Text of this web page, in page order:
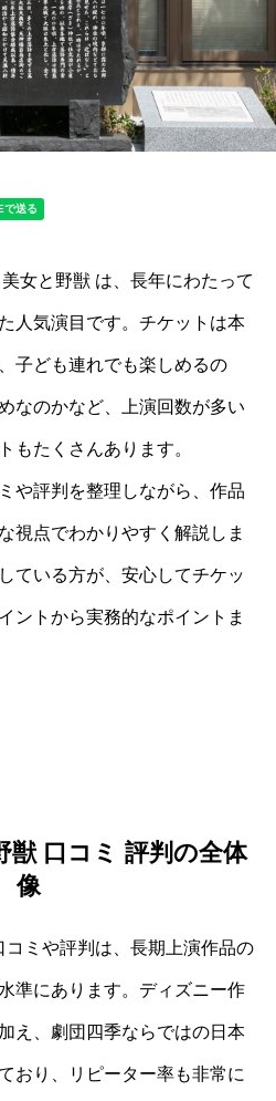
女と野獣 は、長年にわたって
人気演目です。チケットは本
子ども連れでも楽しめるの
なのかなど、上演回数が多い
もたくさんあります。
や評判を整理しながら、作品
視点でわかりやすく解説しま
ている方が、安心してチケッ
ントから実務的なポイントま
獣 口コミ 評判の全体
像
コミや評判は、長期上演作品の
準にあります。ディズニー作
え、劇団四季ならではの日本
おり、リピーター率も非常に